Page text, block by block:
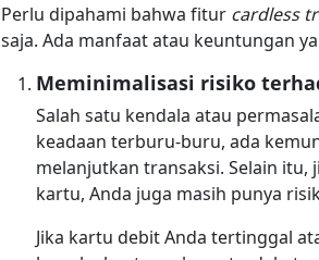
Perlu dipahami bahwa fitur cardless
saja. Ada manfaat atau keuntungan
Meminimalisasi risiko
Salah satu kendala atau
keadaan terburu-buru, ada
melanjutkan transaksi. Selain
kartu, Anda juga masih punya
Jika kartu debit Anda tertinggal